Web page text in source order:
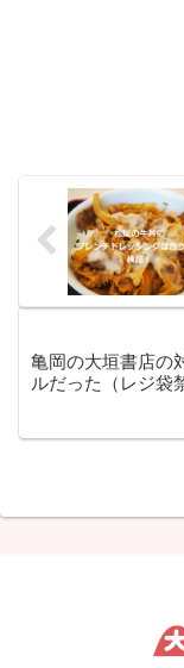
亀岡の大垣書店の
ルだった（レジ袋